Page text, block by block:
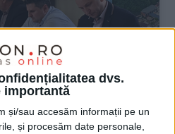
dvs.
importantă
și/sau accesăm informații pe un
și procesăm date personale,